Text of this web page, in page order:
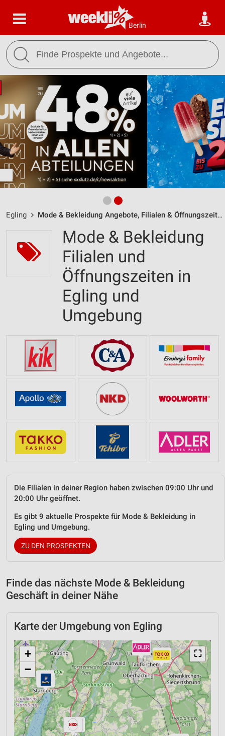
Berlin
Egling Mode & Bekleidung Angebote, Filialen & Öffnungszeiten
Mode & Bekleidung
Filialen und
Öffnungszeiten in
Egling und
Umgebung
Die Filialen in deiner Region haben zwischen 09:00 Uhr und
20:00 Uhr geöffnet.
Es gibt 9 aktuelle Prospekte für Mode & Bekleidung in
Egling und Umgebung.
ZU DEN PROSPEKTEN
Finde das nächste Mode & Bekleidung
Geschäft in deiner Nähe
Karte der Umgebung von Egling
⛶
+
−